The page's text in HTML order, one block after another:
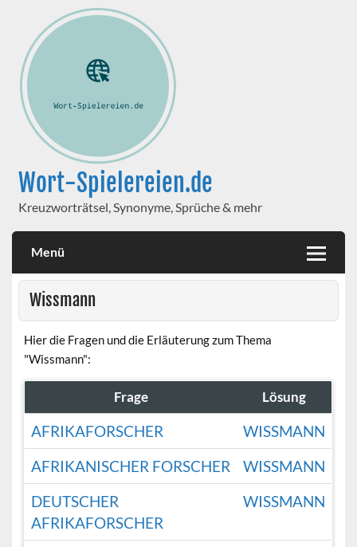
Wort-Spielereien.de
Kreuzworträtsel, Synonyme, Sprüche & mehr
Menü
Wissmann
Hier die Fragen und die Erläuterung zum Thema
"Wissmann":
Frage Lösung
AFRIKAFORSCHER
WISSMANN
AFRIKANISCHER FORSCHER
WISSMANN
DEUTSCHER
AFRIKAFORSCHER
WISSMANN